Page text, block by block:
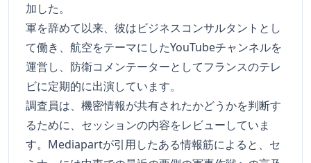
加した。
軍を辞めて以来、彼はビジネスコンサルタントとし
て働き、航空をテーマにしたYouTubeチャンネルを
運営し、防衛コメンテーターとしてフランスのテレ
ビに定期的に出演しています。
調査員は、機密情報が共有されたかどうかを判断す
るために、セッションの内容をレビューしていま
す。Mediapartが引用したある情報筋によると、セ